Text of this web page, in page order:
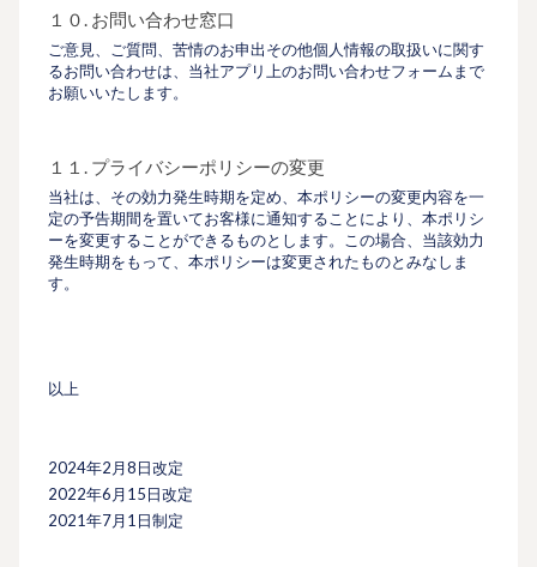
１０. お問い合わせ窓口
ご意見、ご質問、苦情のお申出その他個人情報の取扱いに関す
るお問い合わせは、当社アプリ上のお問い合わせフォームまで
お願いいたします。
１１. プライバシーポリシーの変更
当社は、その効力発生時期を定め、本ポリシーの変更内容を一
定の予告期間を置いてお客様に通知することにより、本ポリシ
ーを変更することができるものとします。この場合、当該効力
発生時期をもって、本ポリシーは変更されたものとみなしま
す。
以上
2024年2月8日改定
2022年6月15日改定
2021年7月1日制定